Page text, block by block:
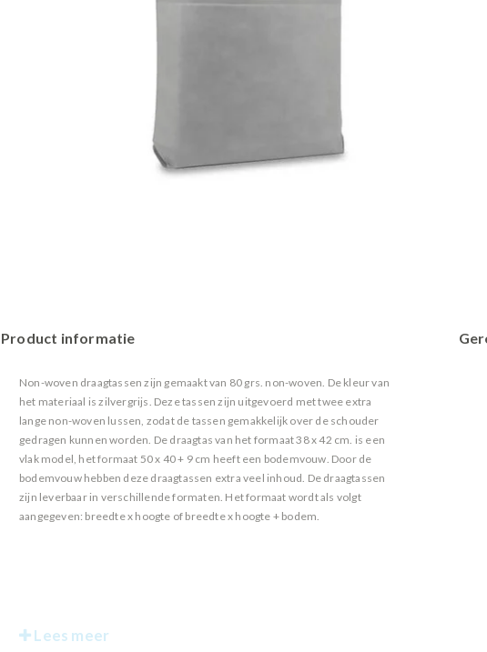
Product informatie
Non-woven draagtassen zijn gemaakt van 80 grs. non-woven. De kleur van
het materiaal is zilvergrijs. Deze tassen zijn uitgevoerd met twee extra
lange non-woven lussen, zodat de tassen gemakkelijk over de schouder
gedragen kunnen worden. De draagtas van het formaat 38 x 42 cm. is een
vlak model, het formaat 50 x 40 + 9 cm heeft een bodemvouw. Door de
bodemvouw hebben deze draagtassen extra veel inhoud. De draagtassen
zijn leverbaar in verschillende formaten. Het formaat wordt als volgt
aangegeven: breedte x hoogte of breedte x hoogte + bodem.
Lees meer